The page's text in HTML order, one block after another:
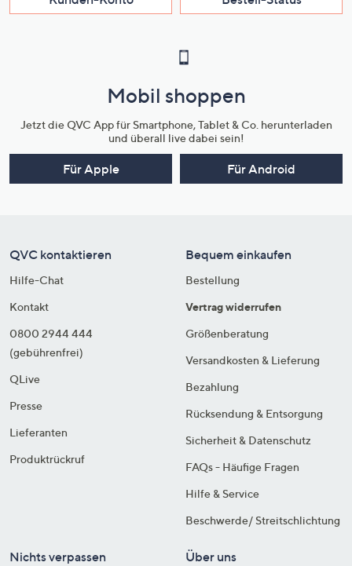
Mobil shoppen
Jetzt die QVC App für Smartphone, Tablet & Co. herunterladen
und überall live dabei sein!
Für Apple Für Android
QVC kontaktieren
Hilfe-Chat
Kontakt
0800 2944 444
(gebührenfrei)
QLive
Presse
Lieferanten
Produktrückruf
Bequem einkaufen
Bestellung
Vertrag widerrufen
Größenberatung
Versandkosten & Lieferung
Bezahlung
Rücksendung & Entsorgung
Sicherheit & Datenschutz
FAQs - Häufige Fragen
Hilfe & Service
Beschwerde/ Streitschlichtung
Nichts verpassen Über uns